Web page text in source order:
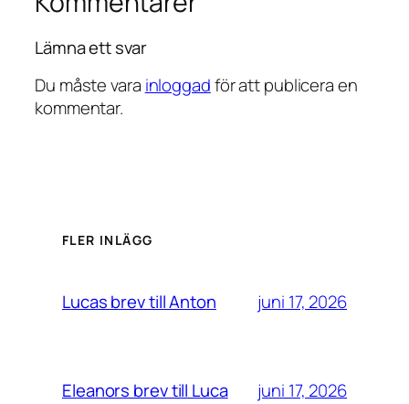
Lämna ett svar
Du måste vara inloggadför att publicera en
kommentar.
FLER INLÄGG
Lucas brev till Anton juni 17, 2026
Eleanors brev till Luca juni 17, 2026